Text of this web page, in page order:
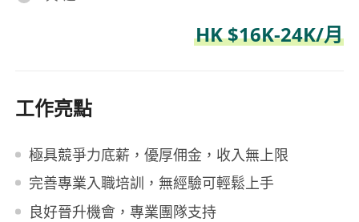
HK $16K-24K/月
工作亮點
極具競爭力底薪，優厚佣金，收入無上限
完善專業入職培訓，無經驗可輕鬆上手
良好晉升機會，專業團隊支持